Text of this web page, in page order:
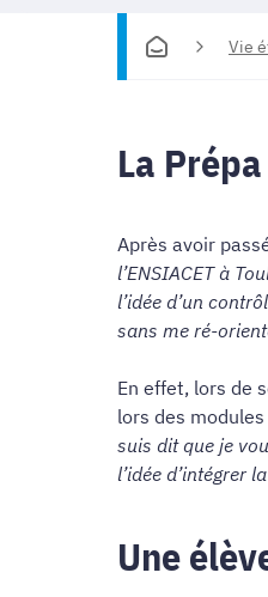
Vie
La
Après avoir
l’ENSIACET à
l’idée d’un
sans me ré-
En effet, lors de
lors des
suis dit que je
l’idée d’intégrer
Une